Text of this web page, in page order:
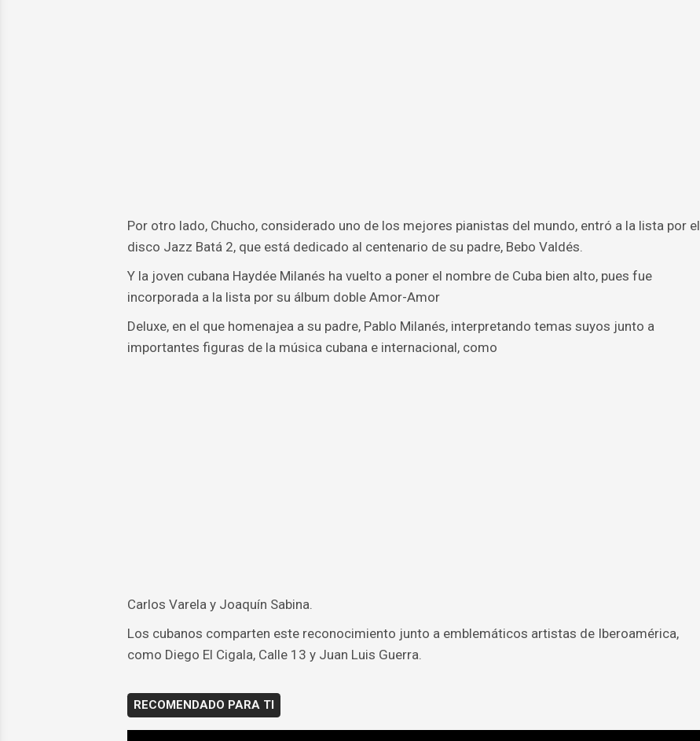
Por otro lado, Chucho, considerado uno de los mejores pianistas del mundo, entró a la lista por el
disco Jazz Batá 2, que está dedicado al centenario de su padre, Bebo Valdés.
Y la joven cubana Haydée Milanés ha vuelto a poner el nombre de Cuba bien alto, pues fue
incorporada a la lista por su álbum doble Amor-Amor
Deluxe, en el que homenajea a su padre, Pablo Milanés, interpretando temas suyos junto a
importantes figuras de la música cubana e internacional, como
Carlos Varela y Joaquín Sabina.
Los cubanos comparten este reconocimiento junto a emblemáticos artistas de Iberoamérica,
como Diego El Cigala, Calle 13 y Juan Luis Guerra.
RECOMENDADO PARA TI